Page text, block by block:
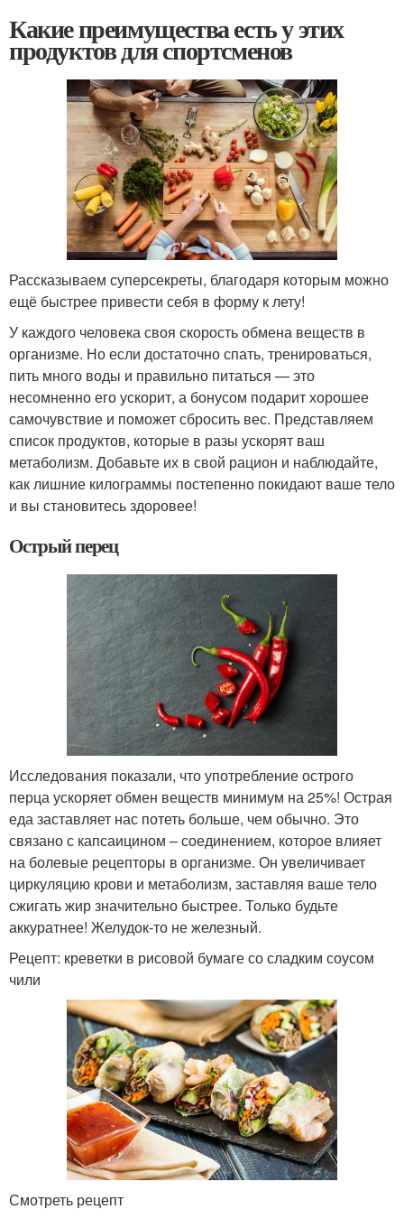
Какие преимущества есть у этих
продуктов для спортсменов
Рассказываем суперсекреты, благодаря которым можно
ещё быстрее привести себя в форму к лету!
У каждого человека своя скорость обмена веществ в
организме. Но если достаточно спать, тренироваться,
пить много воды и правильно питаться — это
несомненно его ускорит, а бонусом подарит хорошее
самочувствие и поможет сбросить вес. Представляем
список продуктов, которые в разы ускорят ваш
метаболизм. Добавьте их в свой рацион и наблюдайте,
как лишние килограммы постепенно покидают ваше тело
и вы становитесь здоровее!
Острый перец
Исследования показали, что употребление острого
перца ускоряет обмен веществ минимум на 25%! Острая
еда заставляет нас потеть больше, чем обычно. Это
связано с капсаицином – соединением, которое влияет
на болевые рецепторы в организме. Он увеличивает
циркуляцию крови и метаболизм, заставляя ваше тело
сжигать жир значительно быстрее. Только будьте
аккуратнее! Желудок-то не железный.
Рецепт: креветки в рисовой бумаге со сладким соусом
чили
Смотреть рецепт